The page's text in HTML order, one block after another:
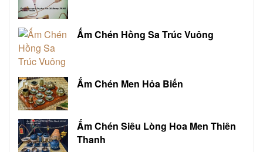
Ấm Chén Hồng Sa Trúc Vuông
Ấm Chén Men Hỏa Biến
Ấm Chén Siêu Lòng Hoa Men Thiên
Thanh